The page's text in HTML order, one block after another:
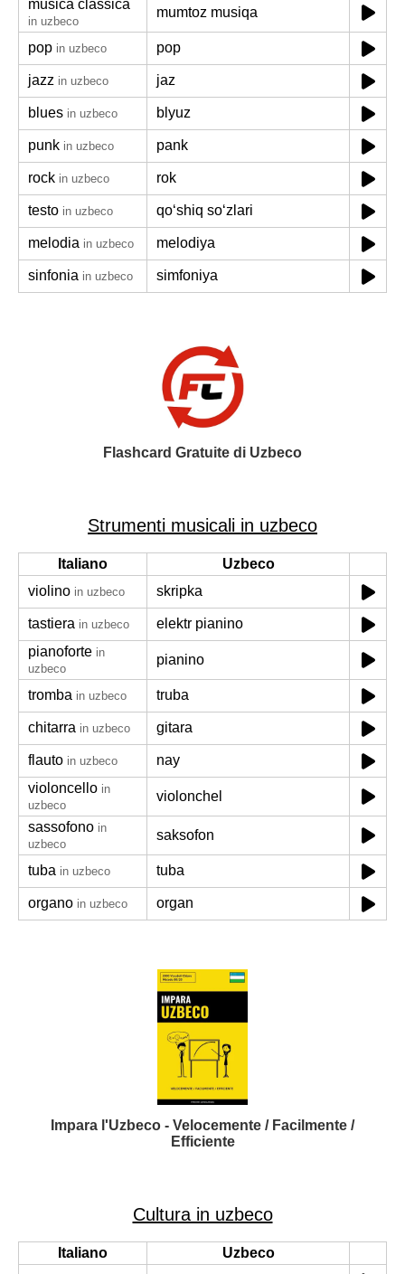
musica classica
in uzbeco
mumtoz musiqa
pop in uzbeco pop
jazz in uzbeco jaz
blues in uzbeco blyuz
punk in uzbeco pank
rock in uzbeco rok
testo in uzbeco qoʻshiq soʻzlari
melodia in uzbeco melodiya
sinfonia in uzbeco simfoniya
Flashcard Gratuite di Uzbeco
Strumenti musicali in uzbeco
Italiano
Uzbeco
violino in uzbeco skripka
tastiera in uzbeco
elektr pianino
pianoforte in
uzbeco
pianino
tromba in uzbeco truba
chitarra in uzbeco gitara
flauto in uzbeco
nay
violoncello in
uzbeco
violonchel
sassofono in
uzbeco
saksofon
tuba in uzbeco tuba
organo in uzbeco organ
Impara l'Uzbeco - Velocemente / Facilmente /
Efficiente
Cultura in uzbeco
Italiano
Uzbeco